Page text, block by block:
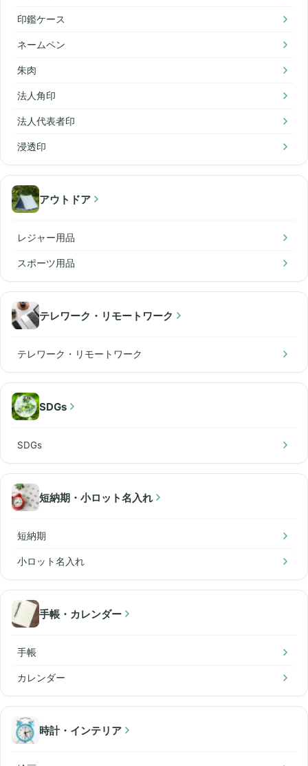
印鑑ケース
ネームペン
朱肉
法人角印
法人代表者印
浸透印
アウトドア
レジャー用品
スポーツ用品
テレワーク・リモートワーク
テレワーク・リモートワーク
SDGs
SDGs
短納期・小ロット名入れ
短納期
小ロット名入れ
手帳・カレンダー
手帳
カレンダー
時計・インテリア